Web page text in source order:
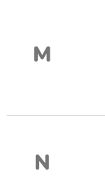
M
N